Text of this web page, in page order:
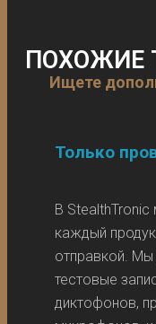
ПОХОЖИЕ
Ищете
Только
В
каждый
отправкой.
тестовые
диктофонов,